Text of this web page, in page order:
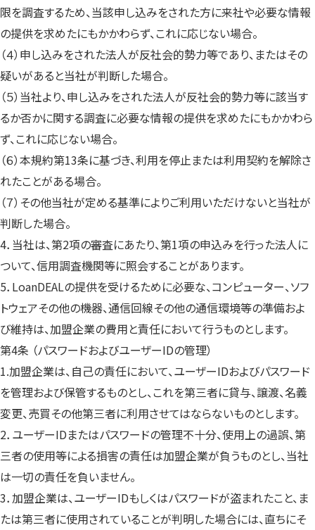
限を調査するため、当該申し込みをされた方に来社や必要な情報
の提供を求めたにもかかわらず、これに応じない場合。
（４）申し込みをされた法人が反社会的勢力等であり、またはその
疑いがあると当社が判断した場合。
（５）当社より、申し込みをされた法人が反社会的勢力等に該当す
るか否かに関する調査に必要な情報の提供を求めたにもかかわら
ず、これに応じない場合。
（６）本規約第13条に基づき、利用を停止または利用契約を解除さ
れたことがある場合。
（７）その他当社が定める基準によりご利用いただけないと当社が
判断した場合。
4．当社は、第2項の審査にあたり、第1項の申込みを行った法人に
ついて、信用調査機関等に照会することがあります。
5．LoanDEALの提供を受けるために必要な、コンピューター、ソフ
トウェアその他の機器、通信回線その他の通信環境等の準備およ
び維持は、加盟企業の費用と責任において行うものとします。
第4条 （パスワードおよびユーザーIDの管理）
1.加盟企業は、自己の責任において、ユーザーIDおよびパスワード
を管理および保管するものとし、これを第三者に貸与、譲渡、名義
変更、売買その他第三者に利用させてはならないものとします。
2．ユーザーIDまたはパスワードの管理不十分、使用上の過誤、第
三者の使用等による損害の責任は加盟企業が負うものとし、当社
は一切の責任を負いません。
3．加盟企業は、ユーザーIDもしくはパスワードが盗まれたこと、ま
たは第三者に使用されていることが判明した場合には、直ちにそ